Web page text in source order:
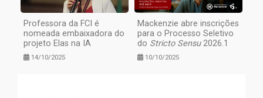
Professora da FCI é
nomeada embaixadora do
projeto Elas na IA
14/10/2025
Mackenzie abre inscrições
para o Processo Seletivo
do Stricto Sensu2026.1
10/10/2025